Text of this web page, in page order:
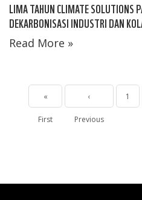
LIMA TAHUN CLIMATE SOLUTIONS
DEKARBONISASI INDUSTRI DAN
Read More »
Pagination First
page
«
First
Halaman
sebelumnya
‹
Previous
Page
1